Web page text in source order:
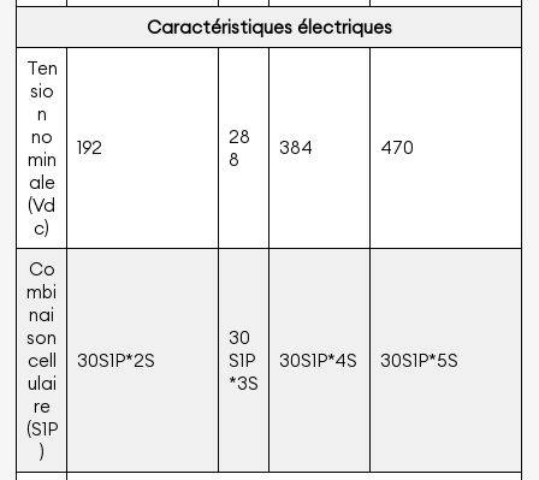
Caractéristiques électriques
Ten
sio
n
no
min
ale
(Vd
c)
192
28
8
384 470
Co
mbi
nai
son
cell
ulai
re
(S1P
)
30S1P*2S
30
S1P
*3S
30S1P*4S 30S1P*5S